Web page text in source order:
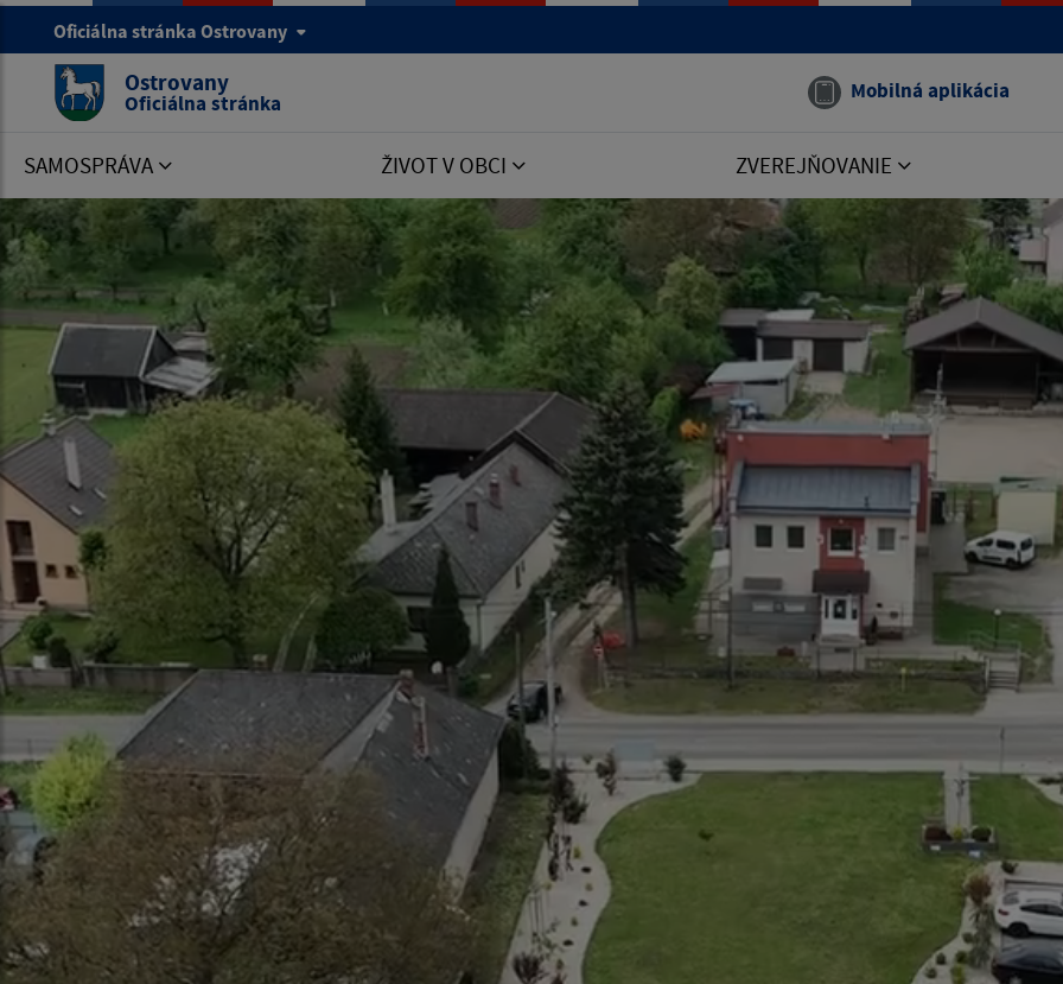
Oficiálna stránka Ostrovany
Ostrovany
Oficiálna stránka Mobilná aplikácia
SAMOSPRÁVA ŽIVOT V OBCI ZVEREJŇOVANIE